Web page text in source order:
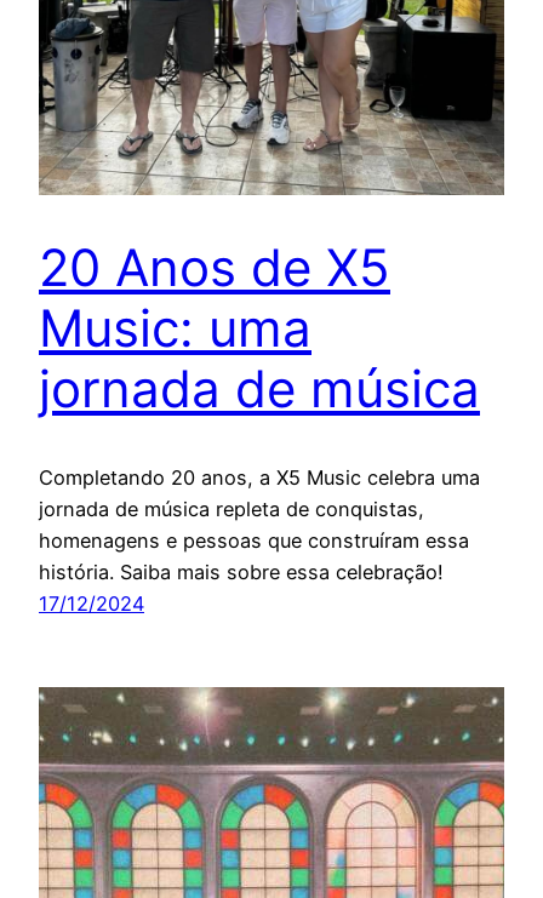
20 Anos de X5
Music: uma
jornada de música
Completando 20 anos, a X5 Music celebra uma
jornada de música repleta de conquistas,
homenagens e pessoas que construíram essa
história. Saiba mais sobre essa celebração!
17/12/2024